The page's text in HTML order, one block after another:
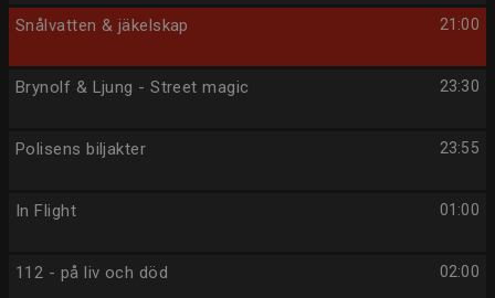
21:00
Snålvatten & jäkelskap
23:30
Brynolf & Ljung - Street magic
23:55
Polisens biljakter
01:00
In Flight
02:00
112 - på liv och död